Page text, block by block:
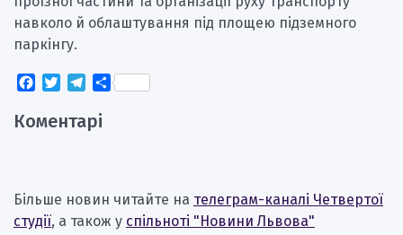
навколо й облаштування під площею підземного
паркінгу.
Facebook
TwitterTelegram
Поділитися
Коментарі
Більше новин читайте на телеграм-каналі Четвертої
студії, а також у спільноті "Новини Львова"